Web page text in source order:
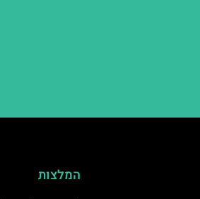
המלצות